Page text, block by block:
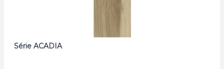
Série ACADIA